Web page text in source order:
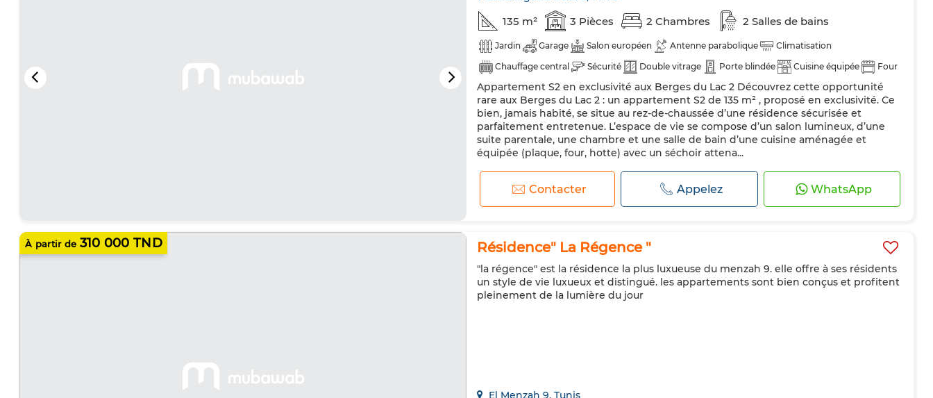
135 m² 3 Pièces 2 Chambres 2 Salles de bains
Jardin Garage Salon européen Antenne parabolique
Climatisation
Chauffage central
Sécurité Double vitrage Porte blindée Cuisine équipée Four
Appartement S2 en exclusivité aux Berges du Lac 2 Découvrez cette opportunité
rare aux Berges du Lac 2 : un appartement S2 de 135 m² , proposé en exclusivité. Ce
bien, jamais habité, se situe au rez-de-chaussée d’une résidence sécurisée et
parfaitement entretenue. L’espace de vie se compose d’un salon lumineux, d’une
suite parentale, une chambre et une salle de bain d’une cuisine aménagée et
équipée (plaque, four, hotte) avec un séchoir attena...
Contacter Appelez WhatsApp
À partir de 310 000 TND Résidence" La Régence "
"la régence" est la résidence la plus luxueuse du menzah 9. elle offre à ses résidents
un style de vie luxueux et distingué. les appartements sont bien conçus et profitent
pleinement de la lumière du jour
El Menzah 9, Tunis